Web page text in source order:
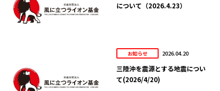
について（2026.4.23）
お知らせ 2026.04.20
三陸沖を震源とする地震につい
て(2026/4/20)